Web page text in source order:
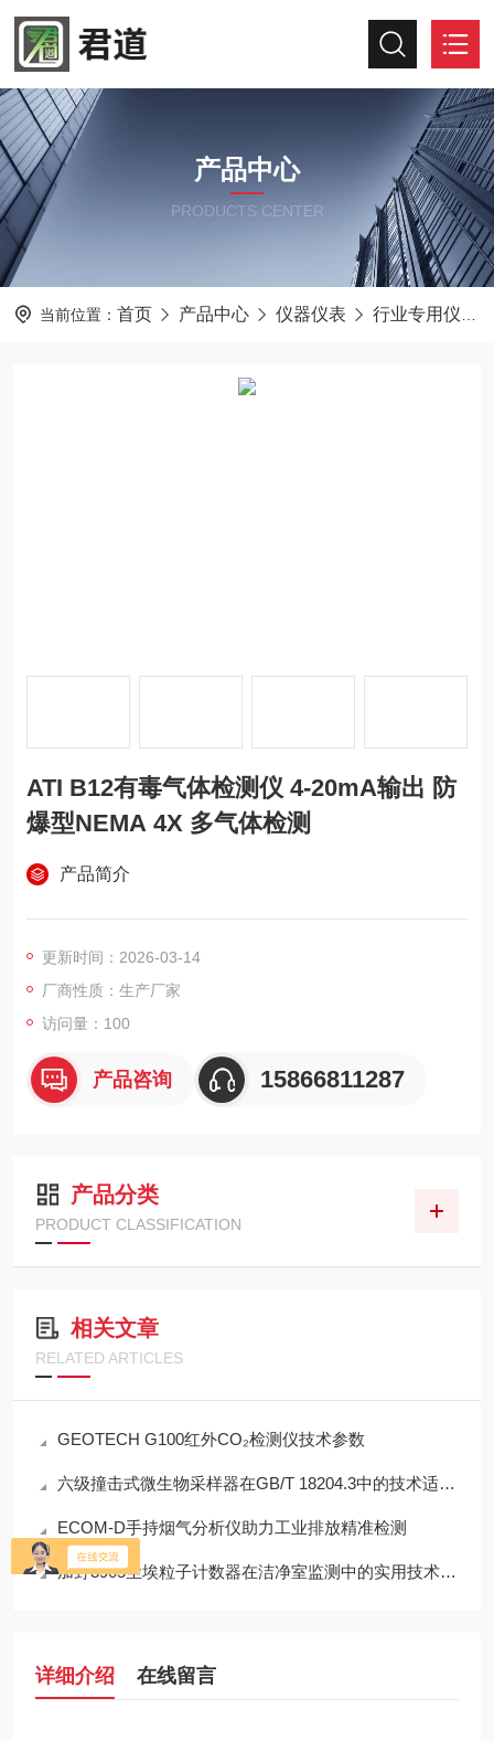
产品中心
PRODUCTS CENTER
当前位置： 首页 产品中心 仪器仪表 行业专用仪器仪表
ATI B12有毒气体检测仪 4-20mA输出 防
爆型NEMA 4X 多气体检测
产品简介
更新时间：2026-03-14
厂商性质：生产厂家
访问量：100
产品咨询 15866811287
产品分类
PRODUCT CLASSIFICATION
相关文章
RELATED ARTICLES
GEOTECH G100红外CO₂检测仪技术参数
六级撞击式微生物采样器在GB/T 18204.3中的技术适配性分析
ECOM-D手持烟气分析仪助力工业排放精准检测
加野3905尘埃粒子计数器在洁净室监测中的实用技术解析
详细介绍 在线留言